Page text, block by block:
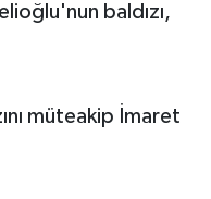
baldızı,
müteakip İmaret